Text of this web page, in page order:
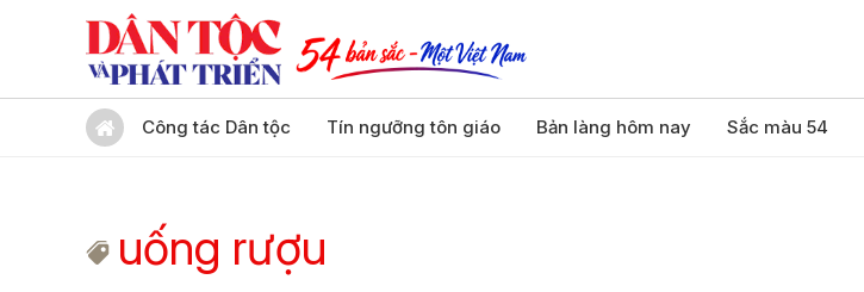
Công tác Dân tộc Tín ngưỡng tôn giáo Bản làng hôm nay Sắc màu 54
uống rượu